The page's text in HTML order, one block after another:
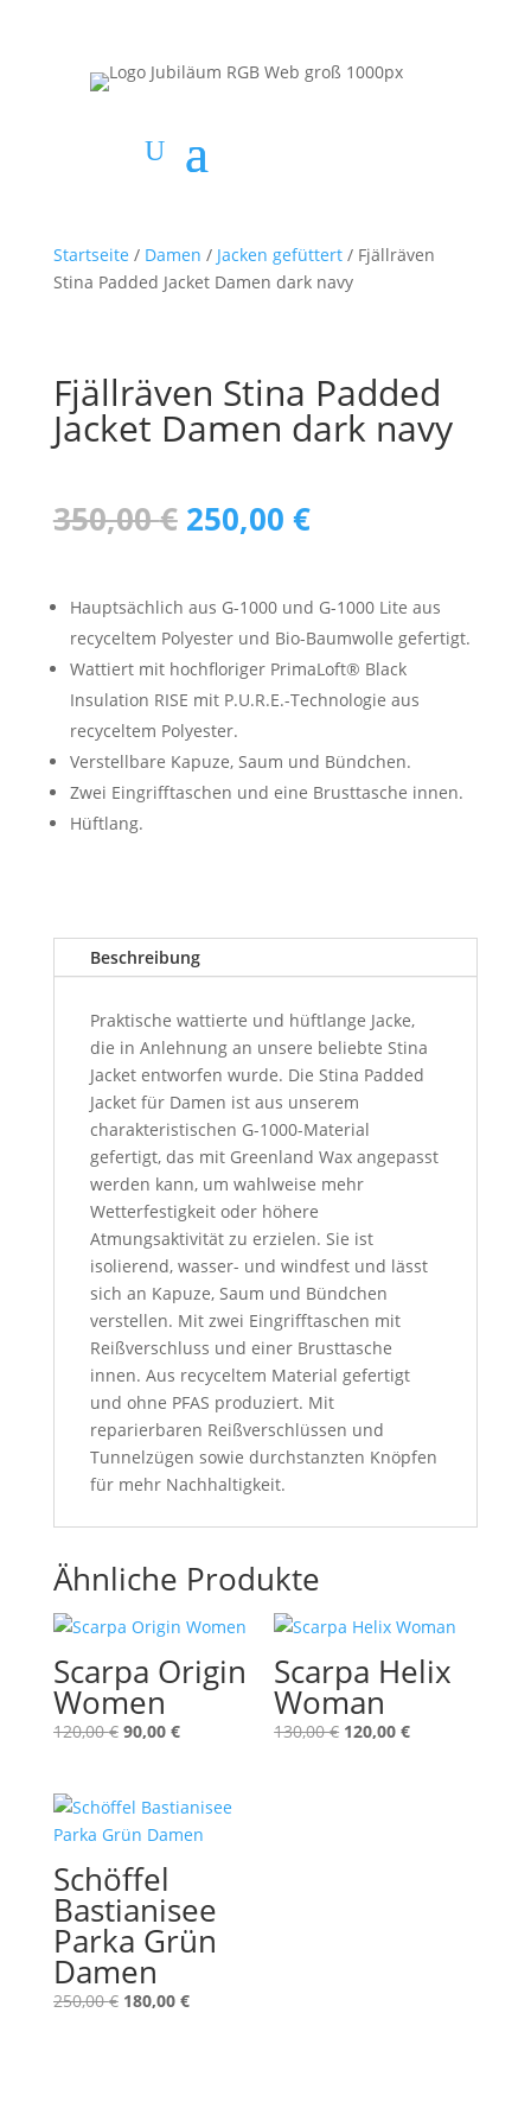
Startseite / Damen / Jacken gefüttert/ Fjällräven
Stina Padded Jacket Damen dark navy
Fjällräven Stina Padded
Jacket Damen dark navy
350,00€ Ursprünglicher
Preis
350,00 €
250,00 €Aktueller
Preis
250,00 €.
Hauptsächlich aus G-1000 und G-1000 Lite aus
recyceltem Polyester und Bio-Baumwolle gefertigt.
Wattiert mit hochfloriger PrimaLoft® Black
Insulation RISE mit P.U.R.E.-Technologie aus
recyceltem Polyester.
Verstellbare Kapuze, Saum und Bündchen.
Zwei Eingrifftaschen und eine Brusttasche innen.
Hüftlang.
Beschreibung
Praktische wattierte und hüftlange Jacke,
die in Anlehnung an unsere beliebte Stina
Jacket entworfen wurde. Die Stina Padded
Jacket für Damen ist aus unserem
charakteristischen G-1000-Material
gefertigt, das mit Greenland Wax angepasst
werden kann, um wahlweise mehr
Wetterfestigkeit oder höhere
Atmungsaktivität zu erzielen. Sie ist
isolierend, wasser- und windfest und lässt
sich an Kapuze, Saum und Bündchen
verstellen. Mit zwei Eingrifftaschen mit
Reißverschluss und einer Brusttasche
innen. Aus recyceltem Material gefertigt
und ohne PFAS produziert. Mit
reparierbaren Reißverschlüssen und
Tunnelzügen sowie durchstanzten Knöpfen
für mehr Nachhaltigkeit.
Ähnliche Produkte
Scarpa Origin
Women
120,00€ Ursprünglicher
120,00 €
90,00 €Aktueller
90,00 €.
Scarpa Helix
Woman
130,00€ Ursprünglicher
120,00€Aktueller
Schöffel
Bastianisee
Parka Grün
Damen
250,00€ Ursprünglicher
180,00 €Aktueller